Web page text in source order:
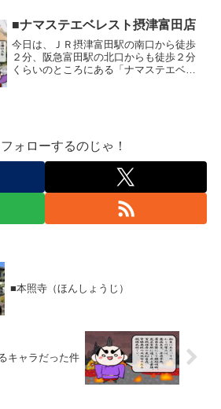
者らには、まずは肉...
■ナマステエベレスト摂津富田店
今日は、ＪＲ摂津富田駅の南口から徒歩
２分、阪急富田駅の北口からも徒歩２分
くらいのところにある「ナマステエベレ
ォローするのじゃ！
■本照寺（ほんしょうじ）
キャラだった件